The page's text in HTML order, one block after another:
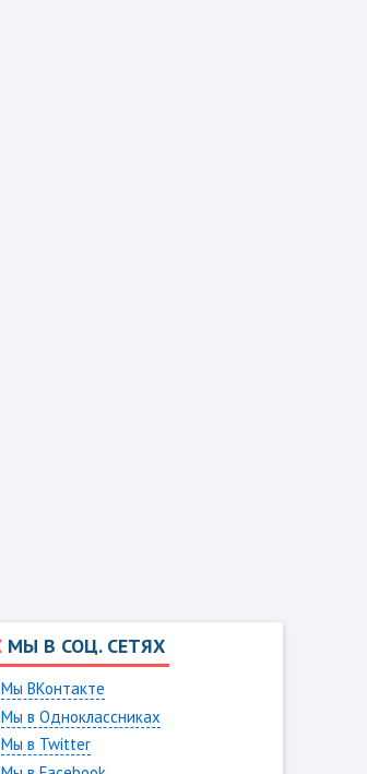
МЫ В СОЦ. СЕТЯХ
Мы ВКонтакте
Мы в Одноклассниках
Мы в Twitter